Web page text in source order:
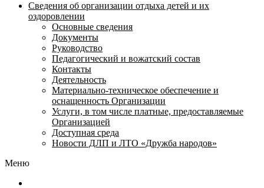
Сведения об организации отдыха детей и их
оздоровлении
Основные сведения
Документы
Руководство
Педагогический и вожатский состав
Контакты
Деятельность
Материально-техническое обеспечение и
оснащенность Организации
Услуги, в том числе платные, предоставляемые
Организацией
Доступная среда
Новости ДЛП и ЛТО «Дружба народов»
Меню